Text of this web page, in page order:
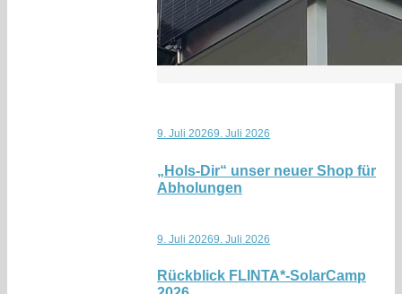
9. Juli 20269. Juli 2026
„Hols-Dir“ unser neuer Shop für
Abholungen
9. Juli 20269. Juli 2026
Rückblick FLINTA*-SolarCamp